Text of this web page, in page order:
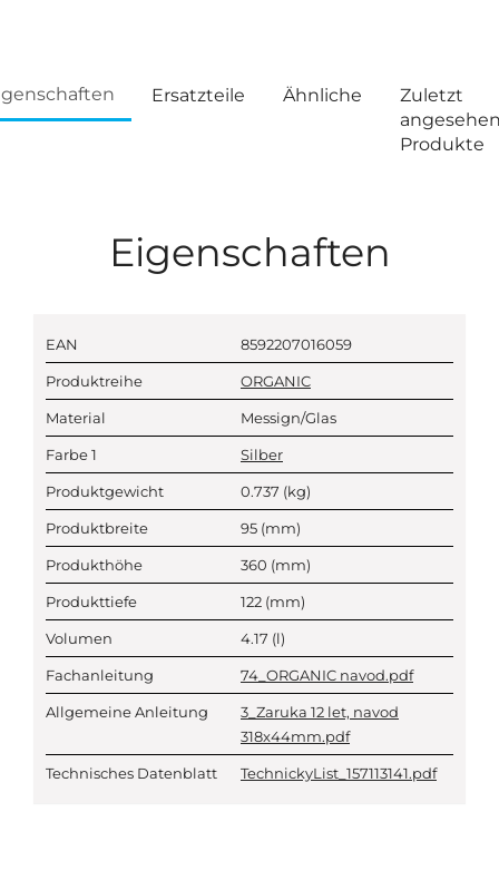
Ersatzteile Ähnliche
Zuletzt
Produkte
Eigenschaften
EAN 8592207016059
Produktreihe ORGANIC
Material Messign/Glas
Farbe 1 Silber
Produktgewicht 0.737 (kg)
Produktbreite 95 (mm)
Produkthöhe 360 (mm)
Produkttiefe 122 (mm)
Volumen 4.17 (l)
Fachanleitung 74_ORGANIC navod.pdf
Allgemeine Anleitung
3_Zaruka 12 let, navod
318x44mm.pdf
Technisches Datenblatt TechnickyList_157113141.pdf